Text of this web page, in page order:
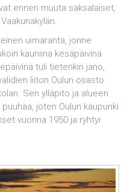
ennen muuta saksalaiset,
uimaranta, jonne
kauniina kesäpäivinä
tuli tietenkin jano,
liiton Oulun osasto
Sen ylläpito ja alueen
joten Oulun kaupunki
vuonna 1950 ja ryhtyi